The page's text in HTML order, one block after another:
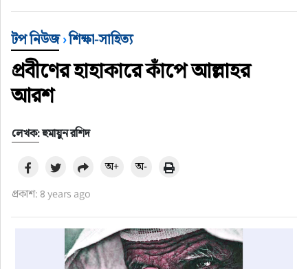
বিনোদন
অর্থ-বানিজ্য
অন্যান্য
টপ নিউজ›শিক্ষা-সাহিত্য
প্রবীণের হাহাকারে কাঁপে আল্লাহর
আরশ
লেখক: হুমায়ুন রশিদ
প্রকাশ: ৪ years ago
অ+ অ-